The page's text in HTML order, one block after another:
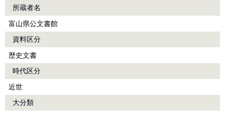
所蔵者名
富山県公文書館
資料区分
歴史文書
時代区分
近世
大分類